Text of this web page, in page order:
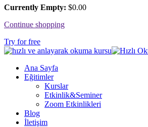
Currently Empty: $0.00
Continue shopping
Try for free
Ana Sayfa
Eğitimler
Kurslar
Etkinlik&Seminer
Zoom Etkinlikleri
Blog
İletişim